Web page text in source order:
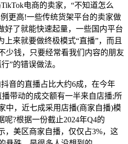
电商的卖家，“不知道怎么
更高!一些传统货架平台的卖家做
好了就能快速起量，一些国内平台
上来就要做终极模式“直播”，而且
少钱，只要经常看我们内容的朋友
”的错误做法。
音的直播占比大约6成，在今年
带动的成交额有一半来自店播;所
中，近七成采用店播(商家自播)模
呢?根据一份截止2024年Q4的
，美区商家自播，仅仅占3%，这